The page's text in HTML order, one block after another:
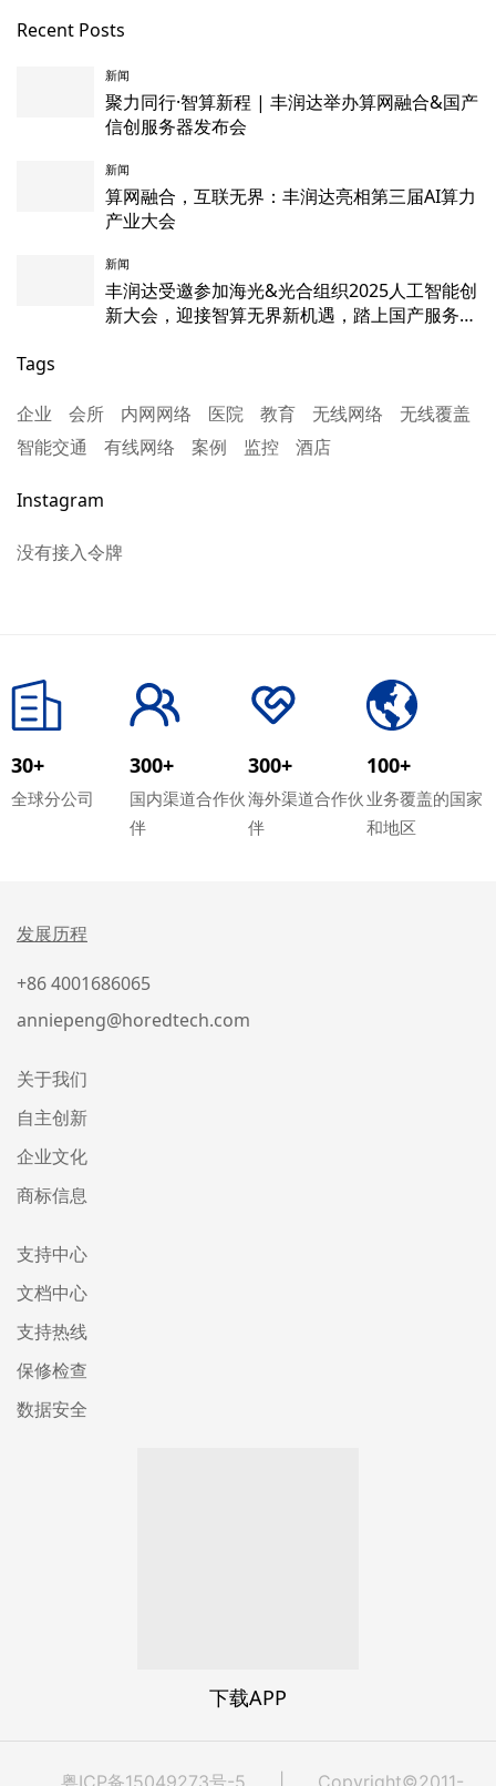
Recent Posts
新闻
聚力同行·智算新程 | 丰润达举办算网融合&国产
信创服务器发布会
新闻
算网融合，互联无界：丰润达亮相第三届AI算力
产业大会
新闻
丰润达受邀参加海光&光合组织2025人工智能创
新大会，迎接智算无界新机遇，踏上国产服务器
Tags
企业 会所 内网网络 医院 教育 无线网络
无线覆盖
智能交通
有线网络 案例 监控 酒店
Instagram
没有接入令牌
30+
全球分公司
300+
国内渠道合作伙
伴
300+
海外渠道合作伙
伴
100+
业务覆盖的国家
和地区
发展历程
+86 4001686065
anniepeng@horedtech.com
关于我们
自主创新
企业文化
商标信息
支持中心
文档中心
支持热线
保修检查
数据安全
下载APP